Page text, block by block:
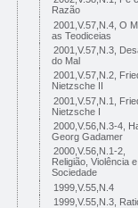
Razão
2001,V.57,N.4, O
as Teodiceias
2001,V.57,N.3,
do Mal
2001,V.57,N.2,
Nietzsche II
2001,V.57,N.1,
Nietzsche I
2000,V.56,N.3-4,
Georg Gadamer
2000,V.56,N.1-2,
Religião, Violência e
Sociedade
1999,V.55,N.4
1999,V.55,N.3,